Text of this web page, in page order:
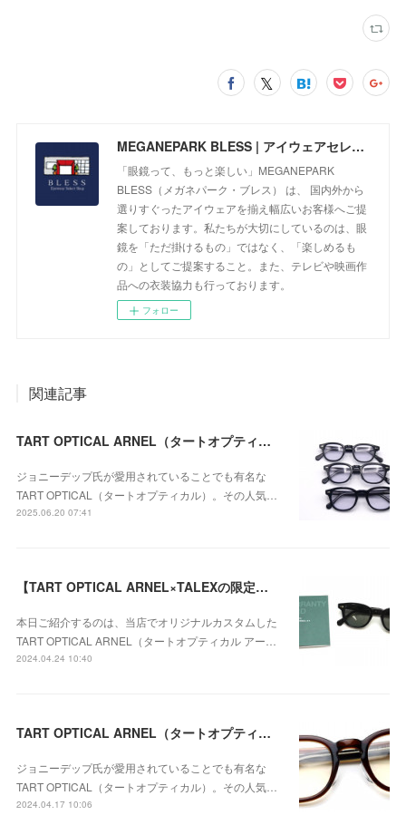
MEGANEPARK BLESS | アイウェアセレクトショップ
「眼鏡って、もっと楽しい」MEGANEPARK
BLESS（メガネパーク・ブレス） は、 国内外から
選りすぐったアイウェアを揃え幅広いお客様へご提
案しております。私たちが大切にしているのは、眼
鏡を「ただ掛けるもの」ではなく、「楽しめるも
の」としてご提案すること。また、テレビや映画作
品への衣装協力も行っております。
フォロー
関連記事
TART OPTICAL ARNEL（タートオプティカル アーネル） JD-04の新色の014（Black clear）が入荷！
ジョニーデップ氏が愛用されていることでも有名な
TART OPTICAL（タートオプティカル）。その人気…
2025.06.20 07:41
【TART OPTICAL ARNEL×TALEXの限定カスタム・偏光サングラス】JD-04 001A / TALEX トゥルービューのご紹介！
本日ご紹介するのは、当店でオリジナルカスタムした
TART OPTICAL ARNEL（タートオプティカル アー…
2024.04.24 10:40
TART OPTICAL ARNEL（タートオプティカル アーネル）の人気モデル「JD-04 004（Brown clear）」が再入荷致しました。
ジョニーデップ氏が愛用されていることでも有名な
TART OPTICAL（タートオプティカル）。その人気…
2024.04.17 10:06